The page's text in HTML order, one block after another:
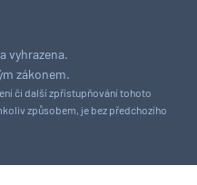
vyhrazena.
zákonem.
či další zpřístupňování tohoto
způsobem, je bez předchozího